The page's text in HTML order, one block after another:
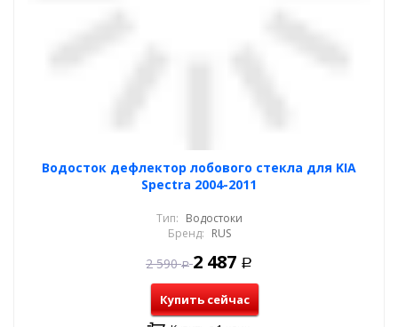
Водосток дефлектор лобового стекла для KIA
Spectra 2004-2011
Тип: Водостоки
Бренд: RUS
2 590 Р 2 487 Р
Купить сейчас